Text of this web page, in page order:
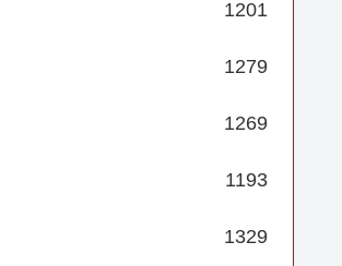
1201
1279
1269
1193
1329